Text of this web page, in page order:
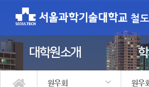
철
대학원소개
원우회 원우